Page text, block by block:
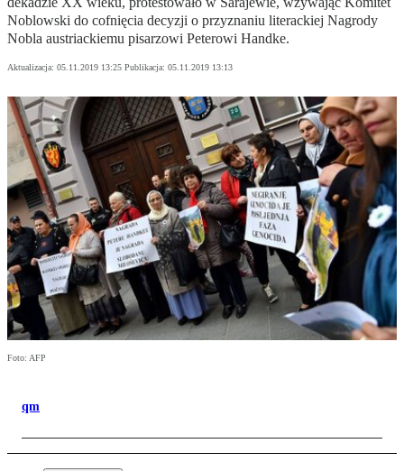
Noblowski do cofnięcia decyzji o przyznaniu literackiej Nagrody
Nobla austriackiemu pisarzowi Peterowi Handke.
Aktualizacja: 05.11.2019 13:25 Publikacja: 05.11.2019 13:13
Foto: AFP
qm